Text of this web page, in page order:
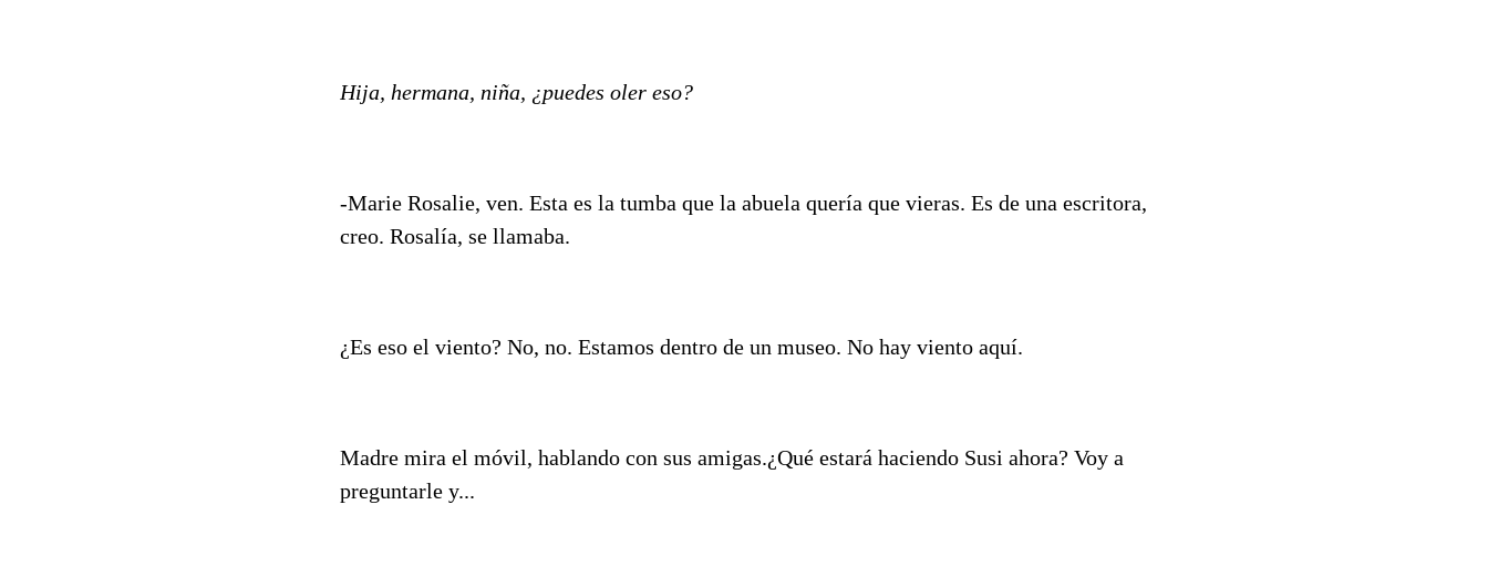
Hija, hermana, niña, ¿puedes oler eso?
-Marie Rosalie, ven. Esta es la tumba que la abuela quería que vieras. Es de una escritora,
creo. Rosalía, se llamaba.
¿Es eso el viento? No, no. Estamos dentro de un museo. No hay viento aquí.
Madre mira el móvil, hablando con sus amigas.¿Qué estará haciendo Susi ahora? Voy a
preguntarle y...